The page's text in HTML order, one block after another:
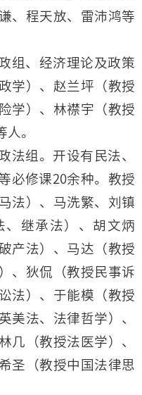
、程天放、雷沛鸿等
组、经济理论及政策
学）、赵兰坪（教授
学）、林襟宇（教授
。
法组。开设有民法、
必修课20余种。教授
法）、马洗繁、刘镇
、继承法）、胡文炳
产法）、马达（教授
、狄侃（教授民事诉
法）、于能模（教授
美法、法律哲学）、
几（教授法医学）、
圣（教授中国法律思